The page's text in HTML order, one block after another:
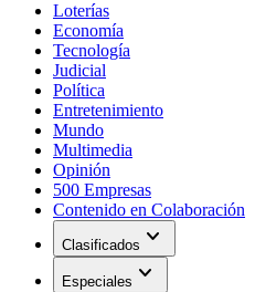
Loterías
Economía
Tecnología
Judicial
Política
Entretenimiento
Mundo
Multimedia
Opinión
500 Empresas
Contenido en Colaboración
Clasificados expand_more
Especiales expand_more